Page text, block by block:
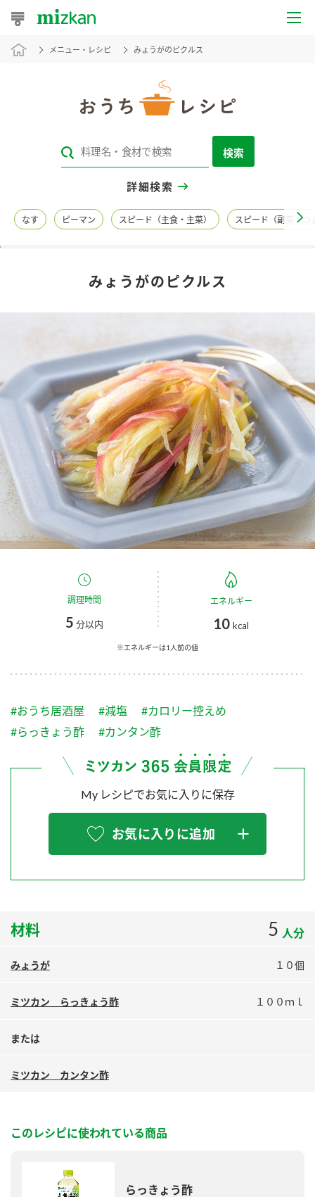
おうちレシピ
レシピカテゴリ一覧
レシピ名特集
酢 調味酢
お酢ドリンク ぽん酢
みりん風・料理酒 鍋用調味料
つゆ たれ
スープ 中華
ふりかけ おすしの素
炊き込みご飯の素 米飯用調味液
Fibee
新商品一覧
キャンペーン情報
ブランド・スペシャルサイト
ブランド・スペシャルサイト トップ
商品ブランドサイト
Fibee（ファイビー）
くらしプラ酢
お酢ドリンク
つゆ
納豆のサイト
三ツ判山吹
スペシャルサイト
お酢を知ろう！
すしラボ
納豆の豆知識
ロングセラー商品 ＋ おすすめレシピ
企業情報
国内事業概要
企業理念
ミツカンの歴史
ミツカンを知る
環境への取り組み
お客様相談センター
お客様の声をいかしました
販売終了製品のご案内
よくあるご質問
ミツカン公式通販
業務用サイト ミツカングループについて
メニュー・レシピ みょうがのピクルス
検索
詳細検索
なす ピーマン スピード（主食・主菜） スピード（副菜・つ
みょうがのピクルス
調理時間
5 分以内
エネルギー
10 kcal
※エネルギーは1人前の値
#おうち居酒屋 #減塩
#カロリー控えめ
#らっきょう酢
#カンタン酢
My レシピでお気に入りに保存
お気に入りに追加
材料 5 人分
みょうが １０個
ミツカン らっきょう酢 １００ｍｌ
または
ミツカン カンタン酢
このレシピに使われている商品
らっきょう酢